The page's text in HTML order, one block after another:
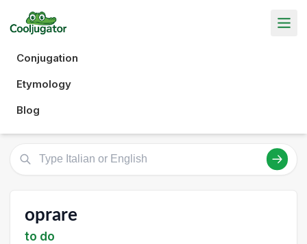
Conjugation
Etymology
Blog
oprare
to do